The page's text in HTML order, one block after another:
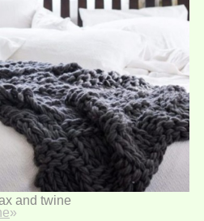
and twine
»